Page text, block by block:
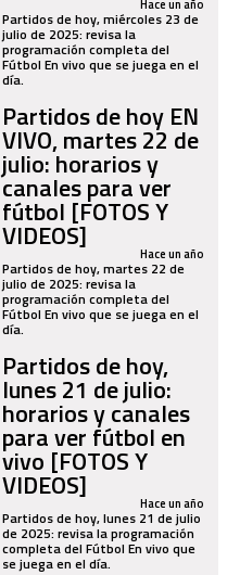
Hace un año
Partidos de hoy, miércoles 23 de
julio de 2025: revisa la
programación completa del
Fútbol En vivo que se juega en el
día.
Partidos de hoy EN
VIVO, martes 22 de
julio: horarios y
canales para ver
fútbol [FOTOS Y
VIDEOS] Hace un año
Partidos de hoy, martes 22 de
julio de 2025: revisa la
programación completa del
Fútbol En vivo que se juega en el
día.
Partidos de hoy,
lunes 21 de julio:
horarios y canales
para ver fútbol en
vivo [FOTOS Y
VIDEOS] Hace un año
Partidos de hoy, lunes 21 de julio
de 2025: revisa la programación
completa del Fútbol En vivo que
se juega en el día.